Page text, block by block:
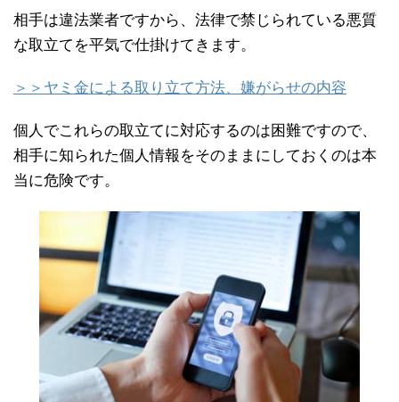
相手は違法業者ですから、法律で禁じられている悪質
な取立てを平気で仕掛けてきます。
＞＞ヤミ金による取り立て方法、嫌がらせの内容
個人でこれらの取立てに対応するのは困難ですので、
相手に知られた個人情報をそのままにしておくのは本
当に危険です。